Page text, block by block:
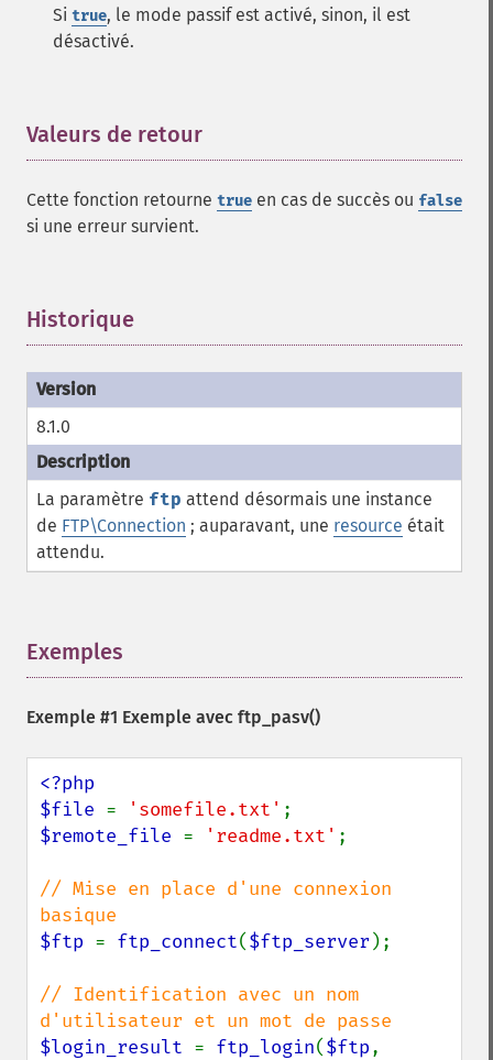
Si true, le mode passif est activé, sinon, il est
désactivé.
Valeurs de retour
Cette fonction retourne true en cas de succès ou false
si une erreur survient.
Historique
8.1.0
La paramètre ftp attend désormais une instance
de FTP\Connection ; auparavant, une resource était
attendu.
Exemples
Exemple #1 Exemple avec ftp_pasv()
<?php
$file = 'somefile.txt'
$remote_file = 'readme.txt' ;
// Mise en place d'une connexion
$ftp = ftp_connect($ftp_server );
// Identification avec un nom
$login_result = ftp_login($ftp